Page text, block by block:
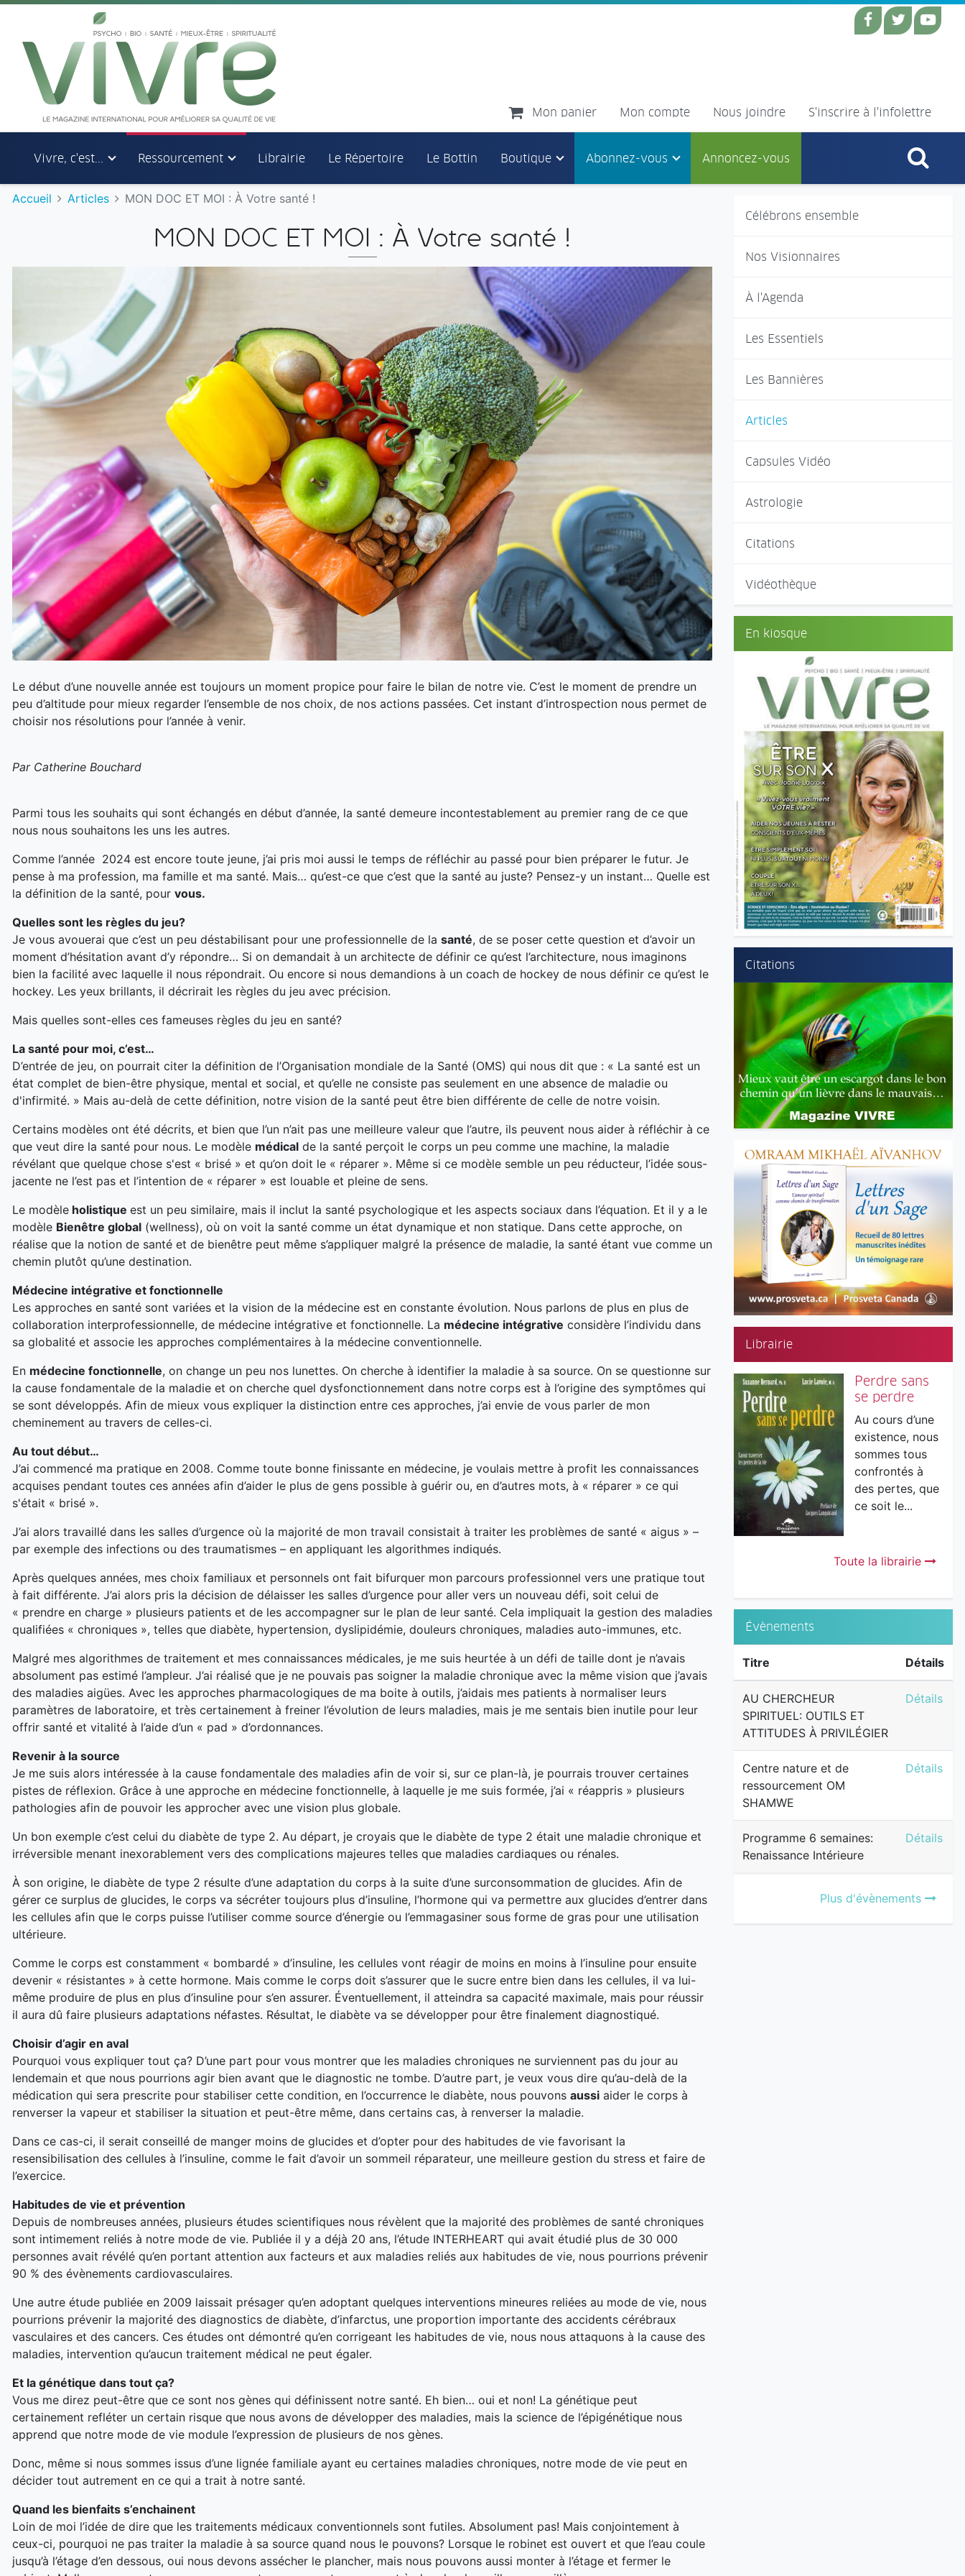
Aller au menu principal
Aller au contenu principal
Mon panier Mon compte Nous joindre S'inscrire à l'infolettre
Vivre, c'est... Ressourcement Librairie Le Répertoire Le Bottin Boutique Abonnez-vous Annoncez-vous
Célébrons ensemble
Nos Visionnaires
À l'Agenda
Les Essentiels
Les Bannières
Articles
Capsules Vidéo
Astrologie
Citations
Vidéothèque
En kiosque
Citations
Librairie
Perdre sans
se perdre
Au cours d’une
existence, nous
sommes tous
confrontés à
des pertes, que
ce soit le...
Toute la librairie
Évènements
Titre Détails
AU CHERCHEUR
SPIRITUEL: OUTILS ET
ATTITUDES À PRIVILÉGIER
AU
Détails
Centre nature et de
ressourcement OM
SHAMWE
Centre
Détails
Programme 6 semaines:
Renaissance Intérieure
Détails
Plus d'évènements
Accueil Articles MON DOC ET MOI : À Votre santé !
MON DOC ET MOI : À Votre santé !
Le début d’une nouvelle année est toujours un moment propice pour faire le bilan de notre vie. C’est le moment de prendre un
peu d’altitude pour mieux regarder l’ensemble de nos choix, de nos actions passées. Cet instant d’introspection nous permet de
choisir nos résolutions pour l’année à venir.
Par Catherine Bouchard
Parmi tous les souhaits qui sont échangés en début d’année, la santé demeure incontestablement au premier rang de ce que
nous nous souhaitons les uns les autres.
Comme l’année 2024 est encore toute jeune, j’ai pris moi aussi le temps de réfléchir au passé pour bien préparer le futur. Je
pense à ma profession, ma famille et ma santé. Mais… qu’est-ce que c’est que la santé au juste? Pensez-y un instant… Quelle est
la définition de la santé, pour vous.
Quelles sont les règles du jeu?
Je vous avouerai que c’est un peu déstabilisant pour une professionnelle de la santé, de se poser cette question et d’avoir un
moment d’hésitation avant d’y répondre… Si on demandait à un architecte de définir ce qu’est l’architecture, nous imaginons
bien la facilité avec laquelle il nous répondrait. Ou encore si nous demandions à un coach de hockey de nous définir ce qu’est le
hockey. Les yeux brillants, il décrirait les règles du jeu avec précision.
Mais quelles sont-elles ces fameuses règles du jeu en santé?
La santé pour moi, c’est…
D’entrée de jeu, on pourrait citer la définition de l’Organisation mondiale de la Santé (OMS) qui nous dit que : « La santé est un
état complet de bien-être physique, mental et social, et qu’elle ne consiste pas seulement en une absence de maladie ou
d'infirmité. » Mais au-delà de cette définition, notre vision de la santé peut être bien différente de celle de notre voisin.
Certains modèles ont été décrits, et bien que l’un n’ait pas une meilleure valeur que l’autre, ils peuvent nous aider à réfléchir à ce
que veut dire la santé pour nous. Le modèle médical de la santé perçoit le corps un peu comme une machine, la maladie
révélant que quelque chose s'est « brisé » et qu’on doit le « réparer ». Même si ce modèle semble un peu réducteur, l’idée sous-
jacente ne l’est pas et l’intention de « réparer » est louable et pleine de sens.
Le modèle holistique est un peu similaire, mais il inclut la santé psychologique et les aspects sociaux dans l’équation. Et il y a le
modèle Bienêtre global (wellness), où on voit la santé comme un état dynamique et non statique. Dans cette approche, on
réalise que la notion de santé et de bienêtre peut même s’appliquer malgré la présence de maladie, la santé étant vue comme un
chemin plutôt qu’une destination.
Médecine intégrative et fonctionnelle
Les approches en santé sont variées et la vision de la médecine est en constante évolution. Nous parlons de plus en plus de
collaboration interprofessionnelle, de médecine intégrative et fonctionnelle. La médecine intégrative considère l’individu dans
sa globalité et associe les approches complémentaires à la médecine conventionnelle.
En médecine fonctionnelle, on change un peu nos lunettes. On cherche à identifier la maladie à sa source. On se questionne sur
la cause fondamentale de la maladie et on cherche quel dysfonctionnement dans notre corps est à l’origine des symptômes qui
se sont développés. Afin de mieux vous expliquer la distinction entre ces approches, j’ai envie de vous parler de mon
cheminement au travers de celles-ci.
Au tout début…
J’ai commencé ma pratique en 2008. Comme toute bonne finissante en médecine, je voulais mettre à profit les connaissances
acquises pendant toutes ces années afin d’aider le plus de gens possible à guérir ou, en d’autres mots, à « réparer » ce qui
s'était « brisé ».
J’ai alors travaillé dans les salles d’urgence où la majorité de mon travail consistait à traiter les problèmes de santé « aigus » –
par exemple des infections ou des traumatismes – en appliquant les algorithmes indiqués.
Après quelques années, mes choix familiaux et personnels ont fait bifurquer mon parcours professionnel vers une pratique tout
à fait différente. J’ai alors pris la décision de délaisser les salles d’urgence pour aller vers un nouveau défi, soit celui de
« prendre en charge » plusieurs patients et de les accompagner sur le plan de leur santé. Cela impliquait la gestion des maladies
qualifiées « chroniques », telles que diabète, hypertension, dyslipidémie, douleurs chroniques, maladies auto-immunes, etc.
Malgré mes algorithmes de traitement et mes connaissances médicales, je me suis heurtée à un défi de taille dont je n’avais
absolument pas estimé l’ampleur. J’ai réalisé que je ne pouvais pas soigner la maladie chronique avec la même vision que j’avais
des maladies aigües. Avec les approches pharmacologiques de ma boite à outils, j’aidais mes patients à normaliser leurs
paramètres de laboratoire, et très certainement à freiner l’évolution de leurs maladies, mais je me sentais bien inutile pour leur
offrir santé et vitalité à l’aide d’un « pad » d’ordonnances.
Revenir à la source
Je me suis alors intéressée à la cause fondamentale des maladies afin de voir si, sur ce plan-là, je pourrais trouver certaines
pistes de réflexion. Grâce à une approche en médecine fonctionnelle, à laquelle je me suis formée, j’ai « réappris » plusieurs
pathologies afin de pouvoir les approcher avec une vision plus globale.
Un bon exemple c’est celui du diabète de type 2. Au départ, je croyais que le diabète de type 2 était une maladie chronique et
irréversible menant inexorablement vers des complications majeures telles que maladies cardiaques ou rénales.
À son origine, le diabète de type 2 résulte d’une adaptation du corps à la suite d’une surconsommation de glucides. Afin de
gérer ce surplus de glucides, le corps va sécréter toujours plus d’insuline, l’hormone qui va permettre aux glucides d’entrer dans
les cellules afin que le corps puisse l’utiliser comme source d’énergie ou l’emmagasiner sous forme de gras pour une utilisation
ultérieure.
Comme le corps est constamment « bombardé » d’insuline, les cellules vont réagir de moins en moins à l’insuline pour ensuite
devenir « résistantes » à cette hormone. Mais comme le corps doit s’assurer que le sucre entre bien dans les cellules, il va lui-
même produire de plus en plus d’insuline pour s’en assurer. Éventuellement, il atteindra sa capacité maximale, mais pour réussir
il aura dû faire plusieurs adaptations néfastes. Résultat, le diabète va se développer pour être finalement diagnostiqué.
Choisir d’agir en aval
Pourquoi vous expliquer tout ça? D’une part pour vous montrer que les maladies chroniques ne surviennent pas du jour au
lendemain et que nous pourrions agir bien avant que le diagnostic ne tombe. D’autre part, je veux vous dire qu’au-delà de la
médication qui sera prescrite pour stabiliser cette condition, en l’occurrence le diabète, nous pouvons aussi aider le corps à
renverser la vapeur et stabiliser la situation et peut-être même, dans certains cas, à renverser la maladie.
Dans ce cas-ci, il serait conseillé de manger moins de glucides et d’opter pour des habitudes de vie favorisant la
resensibilisation des cellules à l’insuline, comme le fait d’avoir un sommeil réparateur, une meilleure gestion du stress et faire de
l’exercice.
Habitudes de vie et prévention
Depuis de nombreuses années, plusieurs études scientifiques nous révèlent que la majorité des problèmes de santé chroniques
sont intimement reliés à notre mode de vie. Publiée il y a déjà 20 ans, l’étude INTERHEART qui avait étudié plus de 30 000
personnes avait révélé qu’en portant attention aux facteurs et aux maladies reliés aux habitudes de vie, nous pourrions prévenir
90 % des évènements cardiovasculaires.
Une autre étude publiée en 2009 laissait présager qu’en adoptant quelques interventions mineures reliées au mode de vie, nous
pourrions prévenir la majorité des diagnostics de diabète, d’infarctus, une proportion importante des accidents cérébraux
vasculaires et des cancers. Ces études ont démontré qu’en corrigeant les habitudes de vie, nous nous attaquons à la cause des
maladies, intervention qu’aucun traitement médical ne peut égaler.
Et la génétique dans tout ça?
Vous me direz peut-être que ce sont nos gènes qui définissent notre santé. Eh bien… oui et non! La génétique peut
certainement refléter un certain risque que nous avons de développer des maladies, mais la science de l’épigénétique nous
apprend que notre mode de vie module l’expression de plusieurs de nos gènes.
Donc, même si nous sommes issus d’une lignée familiale ayant eu certaines maladies chroniques, notre mode de vie peut en
décider tout autrement en ce qui a trait à notre santé.
Quand les bienfaits s’enchainent
Loin de moi l’idée de dire que les traitements médicaux conventionnels sont futiles. Absolument pas! Mais conjointement à
ceux-ci, pourquoi ne pas traiter la maladie à sa source quand nous le pouvons? Lorsque le robinet est ouvert et que l’eau coule
jusqu’à l’étage d’en dessous, oui nous devons assécher le plancher, mais nous pouvons aussi monter à l’étage et fermer le